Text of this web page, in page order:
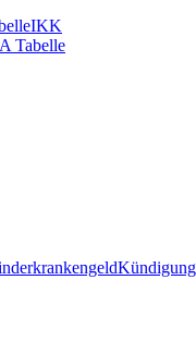
IKK
Tabelle